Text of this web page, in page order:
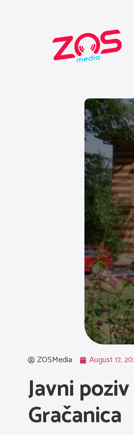
ZOSMedia August 17,
Javni
Gračanica